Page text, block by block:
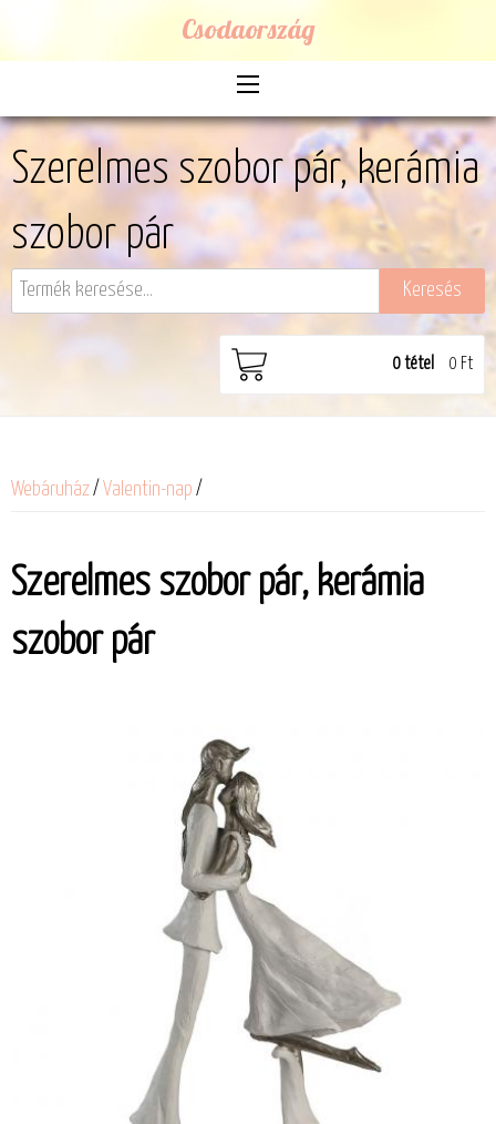
Csodaország
Szerelmes szobor pár, kerámia
szobor pár
0tétel 0 Ft
Webáruház/ Valentin-nap /
Szerelmes szobor pár, kerámia
szobor pár